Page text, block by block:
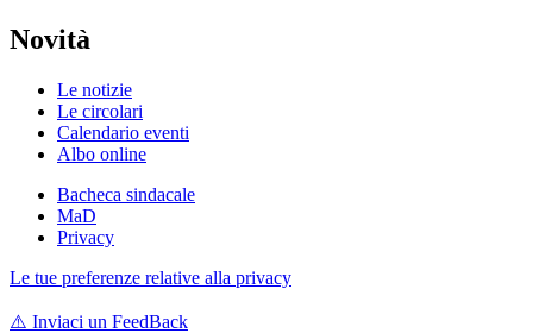
Novità
Le notizie
Le circolari
Calendario eventi
Albo online
Bacheca sindacale
MaD
Privacy
Le tue preferenze relative alla privacy
⚠️ Inviaci un FeedBack